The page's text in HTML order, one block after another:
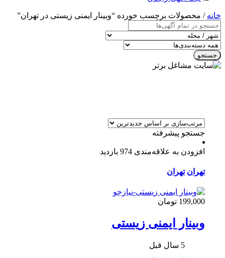
خانه / محصولات برچسب خورده “وبینار ایمنی زیستی در تهران”
جستجو
جستجو پیشرفته
افزودن به علاقه‌مندی 974 بازدید
تهران تهران
199,000 تومان
وبینار ایمنی زیستی
5 سال قبل